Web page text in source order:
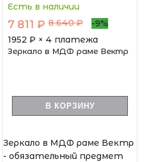
Есть в наличии
7 811 ₽ 8 640 ₽
-9%
1952 ₽ × 4 платежа
Зеркало в МДФ раме Вектр
В КОРЗИНУ
Зеркало в МДФ раме Вектр
- обязательный предмет